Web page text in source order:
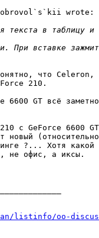
wrote:
что Celeron,
210.
6600 GT всё
c GeForce 6600
новый
?... Хотя какой
не офис, а иксы.
listinfo/oo-